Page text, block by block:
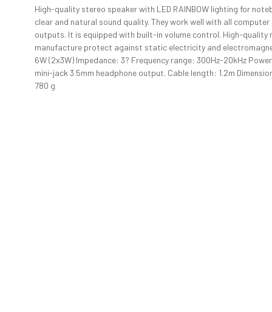
High-quality stereo speaker with LED RAINBOW lighting for
clear and natural sound quality. They work well with all
outputs. It is equipped with built-in volume control. High-quality
manufacture protect against static electricity and
6W (2x3W) Impedance: 3? Frequency range: 300Hz-20kHz
mini-jack 3.5mm headphone output. Cable length: 1.2m
780 g